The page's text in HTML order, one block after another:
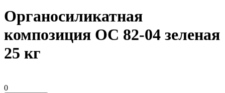
Органосиликатная
композиция ОС 82-04 зеленая
25 кг
0